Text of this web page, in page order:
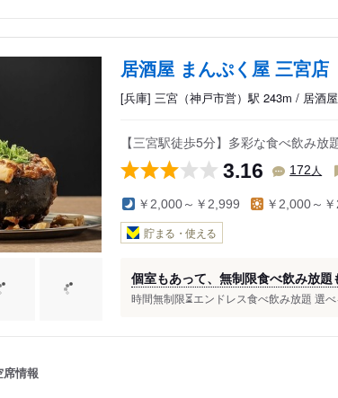
居酒屋 まんぷく屋 三宮店
[兵庫] 三宮（神戸市営）駅 243m / 居酒
【三宮駅徒歩5分】多彩な食べ飲み
3.16 172 人
￥2,000～￥2,999 ￥2,000～
貯まる・使える
個室もあって、無制限食べ飲み放題
時間無制限⏳エンドレス食べ飲み放題 選
席情報